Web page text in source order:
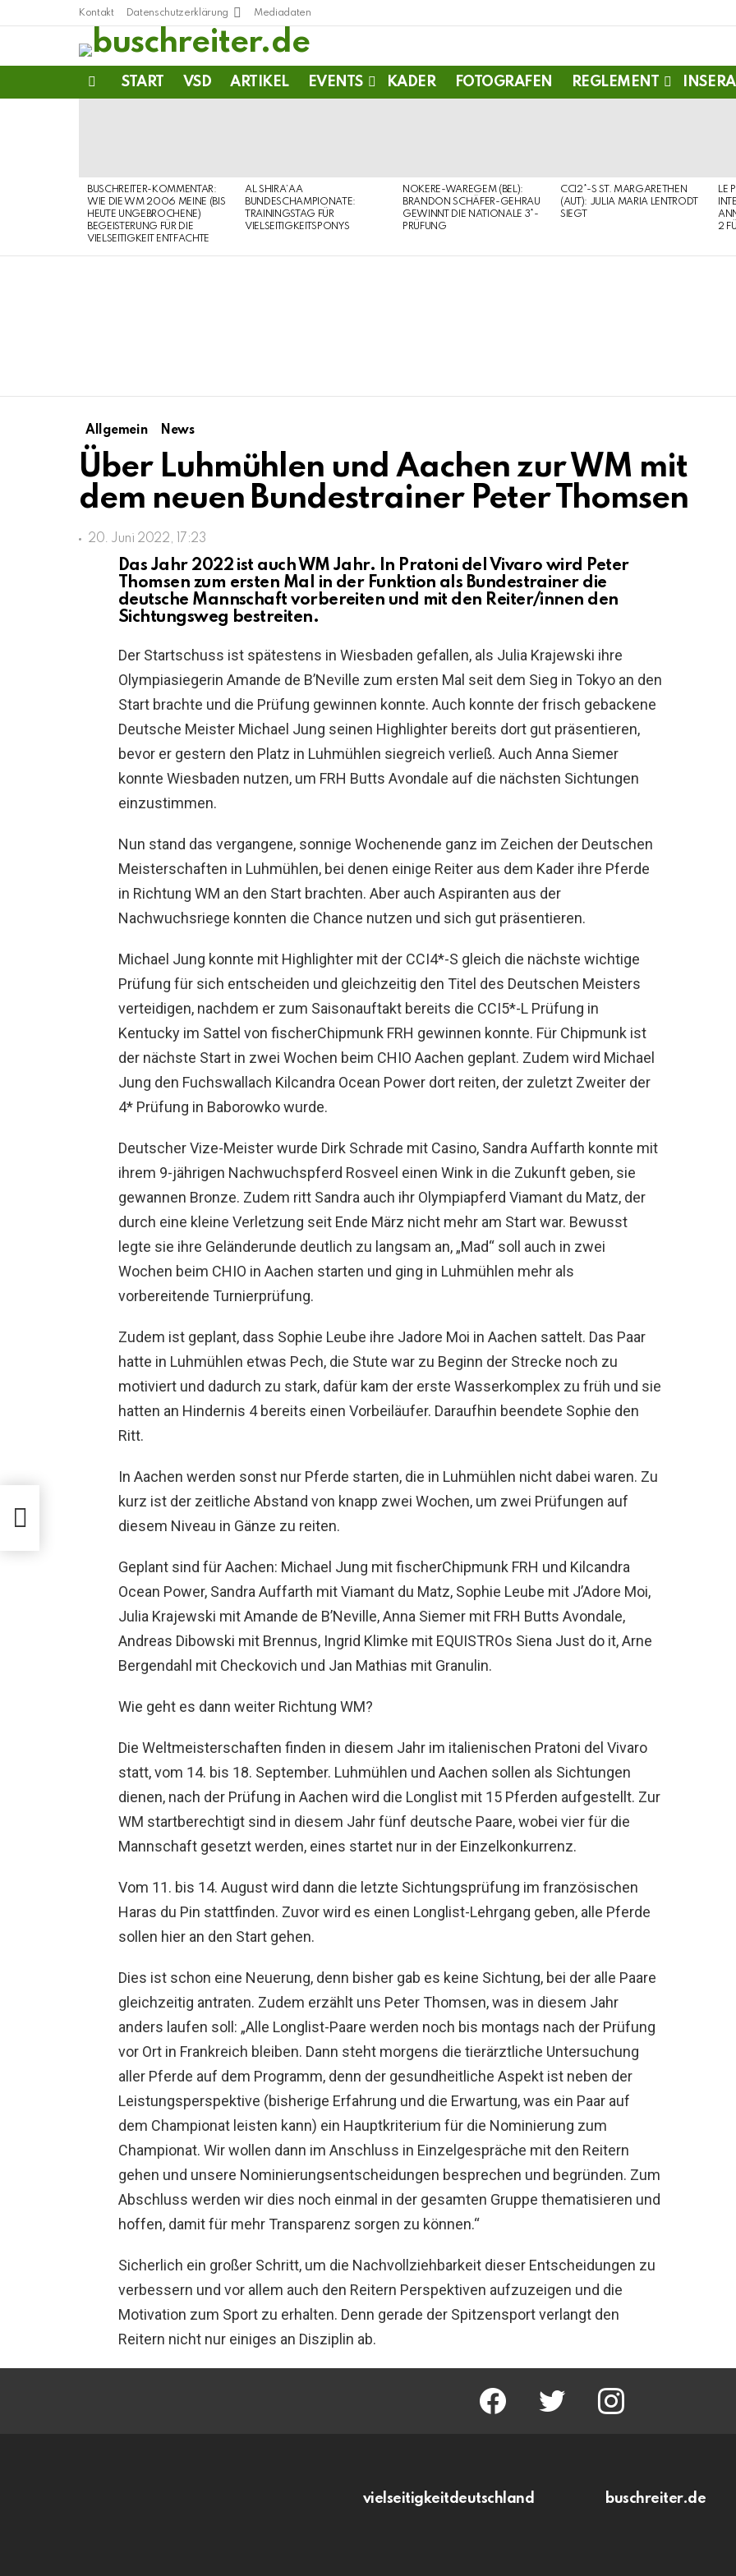
Kontakt Datenschutzerklärung Mediadaten
START VSD ARTIKEL EVENTS KADER FOTOGRAFEN REGLEMENT
BUSCHREITER-KOMMENTAR:
WIE DIE WM 2006 MEINE (BIS
HEUTE UNGEBROCHENE)
BEGEISTERUNG FÜR DIE
VIELSEITIGKEIT ENTFACHTE
AL SHIRA’AA
BUNDESCHAMPIONATE:
TRAININGSTAG FÜR
VIELSEITIGKEITSPONYS
NOKERE-WAREGEM (BEL):
BRANDON SCHÄFER-GEHRAU
GEWINNT DIE NATIONALE 3*-
PRÜFUNG
CCI2*-S ST. MARGARETHEN
(AUT): JULIA MARIA LENTRODT
SIEGT
LE
2
Allgemein News
Über Luhmühlen und Aachen zur WM mit
dem neuen Bundestrainer Peter Thomsen
20. Juni 2022, 17:23
Das Jahr 2022 ist auch WM Jahr. In Pratoni del Vivaro wird Peter
Thomsen zum ersten Mal in der Funktion als Bundestrainer die
deutsche Mannschaft vorbereiten und mit den Reiter/innen den
Sichtungsweg bestreiten.
Der Startschuss ist spätestens in Wiesbaden gefallen, als Julia Krajewski ihre
Olympiasiegerin Amande de B’Neville zum ersten Mal seit dem Sieg in Tokyo an den
Start brachte und die Prüfung gewinnen konnte. Auch konnte der frisch gebackene
Deutsche Meister Michael Jung seinen Highlighter bereits dort gut präsentieren,
bevor er gestern den Platz in Luhmühlen siegreich verließ. Auch Anna Siemer
konnte Wiesbaden nutzen, um FRH Butts Avondale auf die nächsten Sichtungen
einzustimmen.
Nun stand das vergangene, sonnige Wochenende ganz im Zeichen der Deutschen
Meisterschaften in Luhmühlen, bei denen einige Reiter aus dem Kader ihre Pferde
in Richtung WM an den Start brachten. Aber auch Aspiranten aus der
Nachwuchsriege konnten die Chance nutzen und sich gut präsentieren.
Michael Jung konnte mit Highlighter mit der CCI4*-S gleich die nächste wichtige
Prüfung für sich entscheiden und gleichzeitig den Titel des Deutschen Meisters
verteidigen, nachdem er zum Saisonauftakt bereits die CCI5*-L Prüfung in
Kentucky im Sattel von fischerChipmunk FRH gewinnen konnte. Für Chipmunk ist
der nächste Start in zwei Wochen beim CHIO Aachen geplant. Zudem wird Michael
Jung den Fuchswallach Kilcandra Ocean Power dort reiten, der zuletzt Zweiter der
4* Prüfung in Baborowko wurde.
Deutscher Vize-Meister wurde Dirk Schrade mit Casino, Sandra Auffarth konnte mit
ihrem 9-jährigen Nachwuchspferd Rosveel einen Wink in die Zukunft geben, sie
gewannen Bronze. Zudem ritt Sandra auch ihr Olympiapferd Viamant du Matz, der
durch eine kleine Verletzung seit Ende März nicht mehr am Start war. Bewusst
legte sie ihre Geländerunde deutlich zu langsam an, „Mad“ soll auch in zwei
Wochen beim CHIO in Aachen starten und ging in Luhmühlen mehr als
vorbereitende Turnierprüfung.
Zudem ist geplant, dass Sophie Leube ihre Jadore Moi in Aachen sattelt. Das Paar
hatte in Luhmühlen etwas Pech, die Stute war zu Beginn der Strecke noch zu
motiviert und dadurch zu stark, dafür kam der erste Wasserkomplex zu früh und sie
hatten an Hindernis 4 bereits einen Vorbeiläufer. Daraufhin beendete Sophie den
Ritt.
In Aachen werden sonst nur Pferde starten, die in Luhmühlen nicht dabei waren. Zu
kurz ist der zeitliche Abstand von knapp zwei Wochen, um zwei Prüfungen auf
diesem Niveau in Gänze zu reiten.
Geplant sind für Aachen: Michael Jung mit fischerChipmunk FRH und Kilcandra
Ocean Power, Sandra Auffarth mit Viamant du Matz, Sophie Leube mit J’Adore Moi,
Julia Krajewski mit Amande de B’Neville, Anna Siemer mit FRH Butts Avondale,
Andreas Dibowski mit Brennus, Ingrid Klimke mit EQUISTROs Siena Just do it, Arne
Bergendahl mit Checkovich und Jan Mathias mit Granulin.
Wie geht es dann weiter Richtung WM?
Die Weltmeisterschaften finden in diesem Jahr im italienischen Pratoni del Vivaro
statt, vom 14. bis 18. September. Luhmühlen und Aachen sollen als Sichtungen
dienen, nach der Prüfung in Aachen wird die Longlist mit 15 Pferden aufgestellt. Zur
WM startberechtigt sind in diesem Jahr fünf deutsche Paare, wobei vier für die
Mannschaft gesetzt werden, eines startet nur in der Einzelkonkurrenz.
Vom 11. bis 14. August wird dann die letzte Sichtungsprüfung im französischen
Haras du Pin stattfinden. Zuvor wird es einen Longlist-Lehrgang geben, alle Pferde
sollen hier an den Start gehen.
Dies ist schon eine Neuerung, denn bisher gab es keine Sichtung, bei der alle Paare
gleichzeitig antraten. Zudem erzählt uns Peter Thomsen, was in diesem Jahr
anders laufen soll: „Alle Longlist-Paare werden noch bis montags nach der Prüfung
vor Ort in Frankreich bleiben. Dann steht morgens die tierärztliche Untersuchung
aller Pferde auf dem Programm, denn der gesundheitliche Aspekt ist neben der
Leistungsperspektive (bisherige Erfahrung und die Erwartung, was ein Paar auf
dem Championat leisten kann) ein Hauptkriterium für die Nominierung zum
Championat. Wir wollen dann im Anschluss in Einzelgespräche mit den Reitern
gehen und unsere Nominierungsentscheidungen besprechen und begründen. Zum
Abschluss werden wir dies noch einmal in der gesamten Gruppe thematisieren und
hoffen, damit für mehr Transparenz sorgen zu können.“
Sicherlich ein großer Schritt, um die Nachvollziehbarkeit dieser Entscheidungen zu
verbessern und vor allem auch den Reitern Perspektiven aufzuzeigen und die
Motivation zum Sport zu erhalten. Denn gerade der Spitzensport verlangt den
Reitern nicht nur einiges an Disziplin ab.
facebook twitter instagram
vielseitigkeitdeutschland buschreiter.de